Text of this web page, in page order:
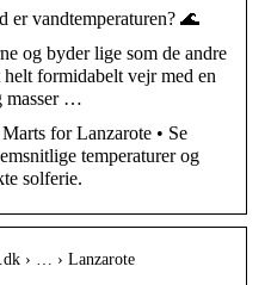
vandtemperaturen? 🌊
og byder lige som de andre
formidabelt vejr med en
masser …
for Lanzarote • Se
temperaturer og
solferie.
› … › Lanzarote